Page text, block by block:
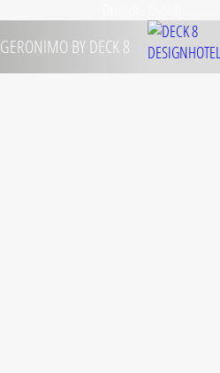
GERONIMO BY DECK 8